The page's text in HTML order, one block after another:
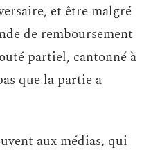
et être malgré
de remboursement
partiel, cantonné à
que la partie a
aux médias, qui